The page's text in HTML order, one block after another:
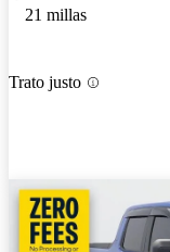
21 millas
Trato justo